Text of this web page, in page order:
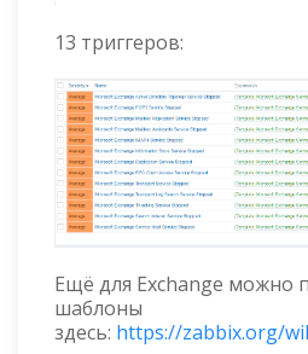
13 триггеров:
Ещё для Exchange можно
шаблоны
здесь: https://zabbix.org/